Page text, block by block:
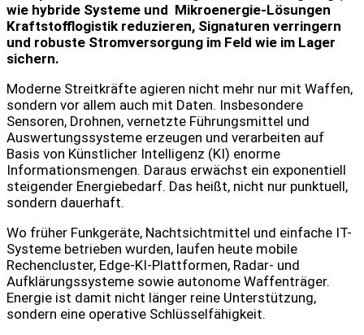
wie hybride Systeme und Mikroenergie-Lösungen
Kraftstofflogistik reduzieren, Signaturen verringern
und robuste Stromversorgung im Feld wie im Lager
sichern.
Moderne Streitkräfte agieren nicht mehr nur mit Waffen,
sondern vor allem auch mit Daten. Insbesondere
Sensoren, Drohnen, vernetzte Führungsmittel und
Auswertungssysteme erzeugen und verarbeiten auf
Basis von Künstlicher Intelligenz (KI) enorme
Informationsmengen. Daraus erwächst ein exponentiell
steigender Energiebedarf. Das heißt, nicht nur punktuell,
sondern dauerhaft.
Wo früher Funkgeräte, Nachtsichtmittel und einfache IT-
Systeme betrieben wurden, laufen heute mobile
Rechencluster, Edge-KI-Plattformen, Radar- und
Aufklärungssysteme sowie autonome Waffenträger.
Energie ist damit nicht länger reine Unterstützung,
sondern eine operative Schlüsselfähigkeit.